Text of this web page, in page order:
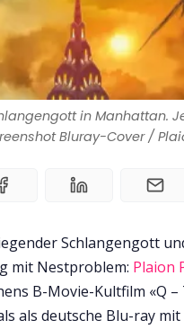
in Manhattan.
Bluray-Cover /
Schlangengott
mit Nestproblem: Plaion
B-Movie-Kultfilm «Q –
als deutsche Blu-ray